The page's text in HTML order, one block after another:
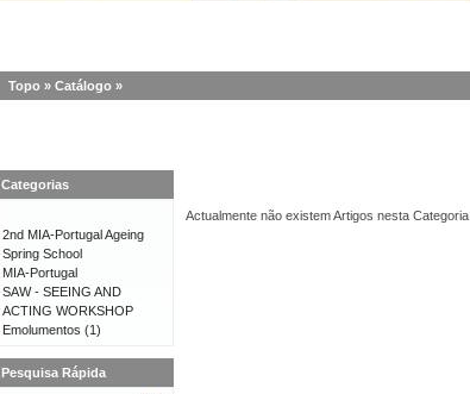
Topo » Catálogo »
Actualmente não existem Artigos nesta Categoria.
Categorias
2nd MIA-Portugal Ageing
Spring School
MIA-Portugal
SAW - SEEING AND
ACTING WORKSHOP
Emolumentos (1)
Pesquisa Rápida